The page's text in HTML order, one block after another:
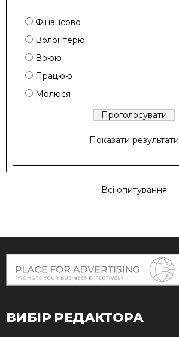
Фінансово
Волонтерю
Воюю
Працюю
Молюся
Показати результати
Всі опитування
ВИБІР РЕДАКТОРА